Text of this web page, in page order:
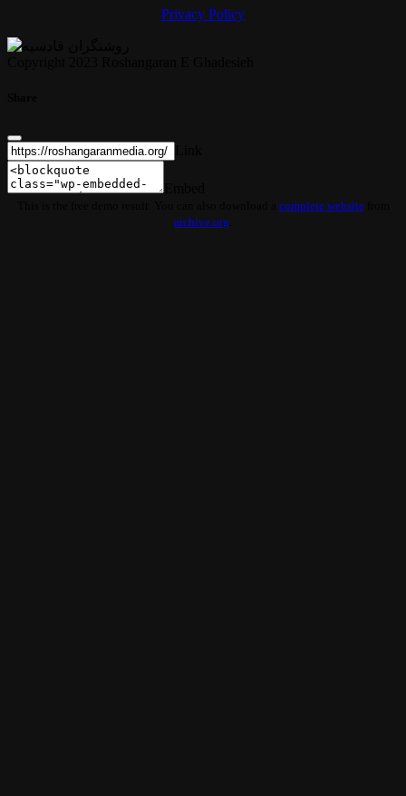
Privacy Policy
complete websitefrom
archive.org